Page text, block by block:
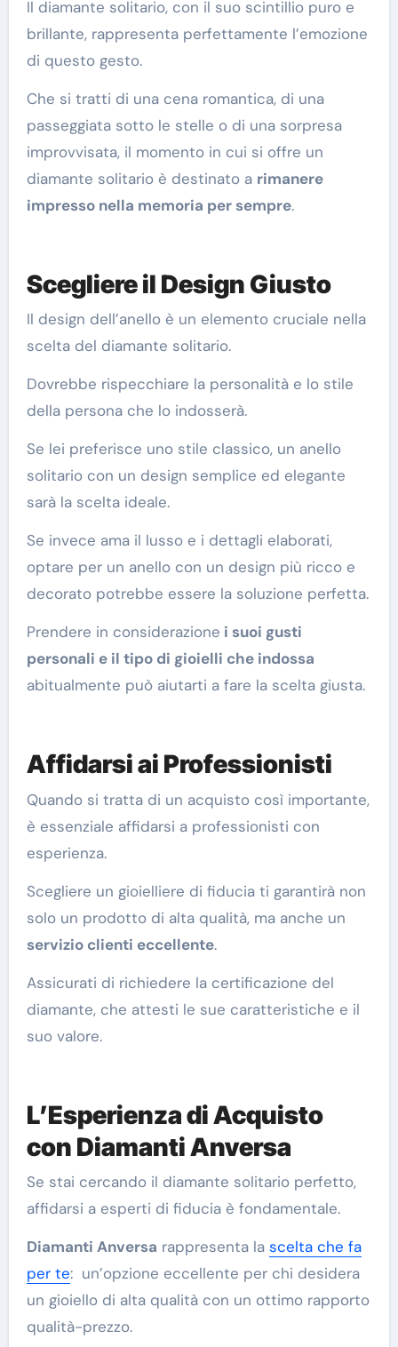
Il diamante solitario, con il suo scintillio puro e
brillante, rappresenta perfettamente l’emozione
di questo gesto.
Che si tratti di una cena romantica, di una
passeggiata sotto le stelle o di una sorpresa
improvvisata, il momento in cui si offre un
diamante solitario è destinato a rimanere
impresso nella memoria per sempre.
Scegliere il Design Giusto
Il design dell’anello è un elemento cruciale nella
scelta del diamante solitario.
Dovrebbe rispecchiare la personalità e lo stile
della persona che lo indosserà.
Se lei preferisce uno stile classico, un anello
solitario con un design semplice ed elegante
sarà la scelta ideale.
Se invece ama il lusso e i dettagli elaborati,
optare per un anello con un design più ricco e
decorato potrebbe essere la soluzione perfetta.
Prendere in considerazione i suoi gusti
personali e il tipo di gioielli che indossa
abitualmente può aiutarti a fare la scelta giusta.
Affidarsi ai Professionisti
Quando si tratta di un acquisto così importante,
è essenziale affidarsi a professionisti con
esperienza.
Scegliere un gioielliere di fiducia ti garantirà non
solo un prodotto di alta qualità, ma anche un
servizio clienti eccellente.
Assicurati di richiedere la certificazione del
diamante, che attesti le sue caratteristiche e il
suo valore.
L’Esperienza di Acquisto
con Diamanti Anversa
Se stai cercando il diamante solitario perfetto,
affidarsi a esperti di fiducia è fondamentale.
Diamanti Anversa rappresenta la scelta che fa
per te: un’opzione eccellente per chi desidera
un gioiello di alta qualità con un ottimo rapporto
qualità-prezzo.